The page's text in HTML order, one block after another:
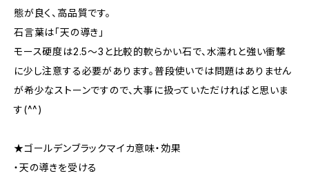
態が良く、高品質です。
石言葉は「天の導き」
モース硬度は2.5〜3と比較的軟らかい石で、水濡れと強い衝撃
に少し注意する必要があります。普段使いでは問題はありません
が希少なストーンですので、大事に扱っていただければと思いま
す(^^)
★ゴールデンブラックマイカ意味・効果
・天の導きを受ける